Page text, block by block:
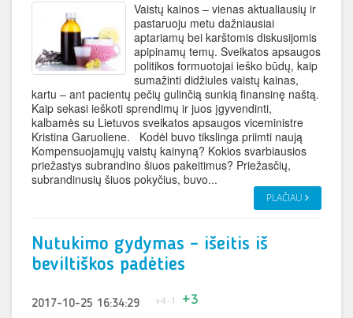
Vaistų kainos – vienas aktualiausių ir
pastaruoju metu dažniausiai
aptariamų bei karštomis diskusijomis
apipinamų temų. Sveikatos apsaugos
politikos formuotojai ieško būdų, kaip
sumažinti didžiules vaistų kainas,
kartu – ant pacientų pečių gulinčią sunkią finansinę naštą.
Kaip sekasi ieškoti sprendimų ir juos įgyvendinti,
kalbamės su Lietuvos sveikatos apsaugos viceministre
Kristina Garuoliene. Kodėl buvo tikslinga priimti naują
Kompensuojamųjų vaistų kainyną? Kokios svarbiausios
priežastys subrandino šiuos pakeitimus? Priežasčių,
subrandinusių šiuos pokyčius, buvo...
PLAČIAU
Nutukimo gydymas – išeitis iš
beviltiškos padėties
2017-10-25 16:34:29 +4 -1 +3